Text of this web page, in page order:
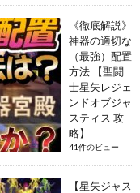
《徹底解説》
神器の適切な
（最強）配置
方法 【聖闘
士星矢レジェ
ンドオブジャ
スティス 攻
略】
41件のビュー
【星矢ジャス